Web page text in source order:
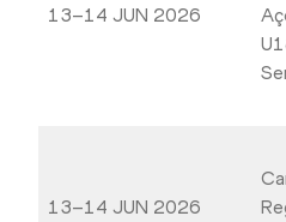
13–14 JUN 2026
13–14 JUN 2026